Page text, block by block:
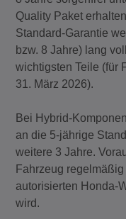
Quality Paket
Standard-Garantie
bzw. 8 Jahre) lang
wichtigsten Teile (für
31. März 2026).
Bei Hybrid-
an die 5-jährige
weitere 3 Jahre.
Fahrzeug
autorisierten Honda-
wird.